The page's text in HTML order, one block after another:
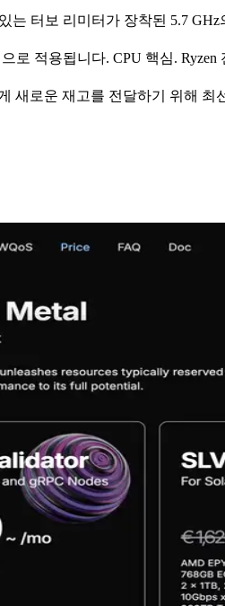
터보 리미터가 장착된 5.7
적용됩니다. CPU 핵심.
새로운 재고를 전달하기 위해 최